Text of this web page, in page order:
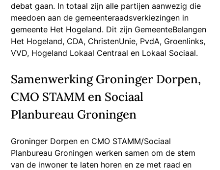
debat gaan. In totaal zijn alle partijen aanwezig die
meedoen aan de gemeenteraadsverkiezingen in
gemeente Het Hogeland. Dit zijn GemeenteBelangen
Het Hogeland, CDA, ChristenUnie, PvdA, Groenlinks,
VVD, Hogeland Lokaal Centraal en Lokaal Sociaal.
Samenwerking Groninger Dorpen,
CMO STAMM en Sociaal
Planbureau Groningen
Groninger Dorpen en CMO STAMM/Sociaal
Planbureau Groningen werken samen om de stem
van de inwoner te laten horen en ze met raad en